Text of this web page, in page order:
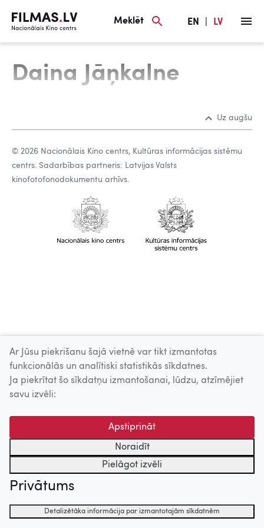
Meklēt EN LV
Daina Jāņkalne
Uz augšu
© 2026 Nacionālais Kino centrs, Kultūras informācijas sistēmu
centrs. Sadarbības partneris: Latvijas Valsts
kinofotofonodokumentu arhīvs.
Ar Jūsu piekrišanu šajā vietnē var tikt izmantotas
funkcionālās un analītiski statistikās sīkdatnes.
Ja piekrītat šo sīkdatņu izmantošanai, lūdzu, atzīmējiet
savu izvēli:
Apstiprināt
Noraidīt
Pielāgot izvēli
Privātums
Detalizētāka informācija par izmantotajām sīkdatnēm